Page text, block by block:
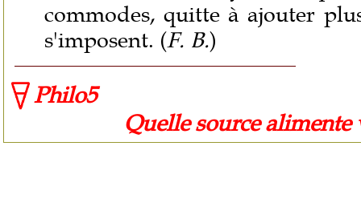
commodes, quitte à ajouter
s'imposent. (F. B.)
Philo5
Quelle source alimente